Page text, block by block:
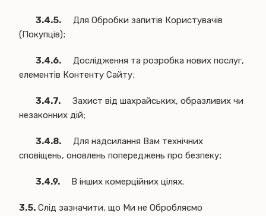
3.4.5. Для Обробки запитів Користувачів
(Покупців);
3.4.6. Дослідження та розробка нових послуг,
елементів Контенту Сайту;
3.4.7. Захист від шахрайських, образливих чи
незаконних дій;
3.4.8. Для надсилання Вам технічних
сповіщень, оновлень попереджень про безпеку;
3.4.9. В інших комерційних цілях.
3.5. Слід зазначити, що Ми не Обробляємо